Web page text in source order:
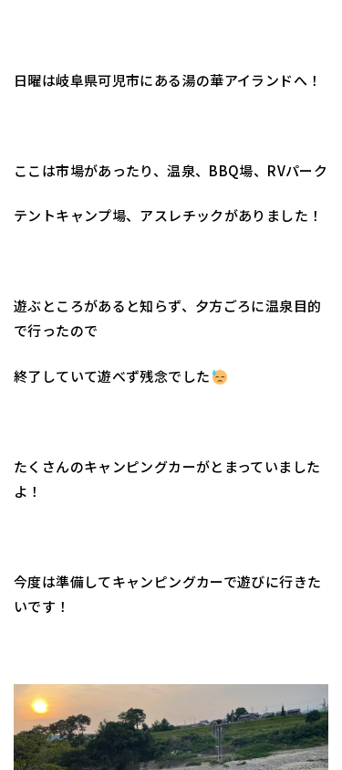
日曜は岐阜県可児市にある湯の華アイランドへ！
ここは市場があったり、温泉、BBQ場、RVパーク
テントキャンプ場、アスレチックがありました！
遊ぶところがあると知らず、夕方ごろに温泉目的
で行ったので
終了していて遊べず残念でした
たくさんのキャンピングカーがとまっていました
よ！
今度は準備してキャンピングカーで遊びに行きた
いです！